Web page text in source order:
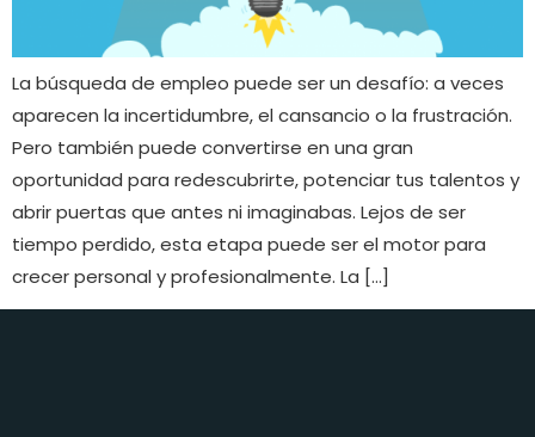
La búsqueda de empleo puede ser un desafío: a veces
aparecen la incertidumbre, el cansancio o la frustración.
Pero también puede convertirse en una gran
oportunidad para redescubrirte, potenciar tus talentos y
abrir puertas que antes ni imaginabas. Lejos de ser
tiempo perdido, esta etapa puede ser el motor para
crecer personal y profesionalmente. La […]